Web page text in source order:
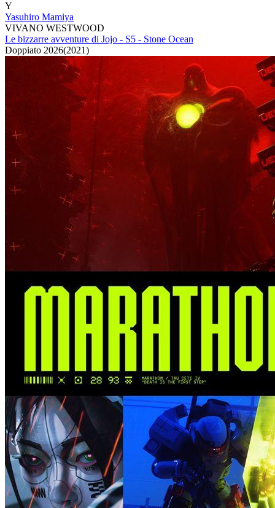
Y
Yasuhiro Mamiya
VIVANO WESTWOOD
Le bizzarre avventure di Jojo - S5 - Stone Ocean
Doppiato 2026(2021)